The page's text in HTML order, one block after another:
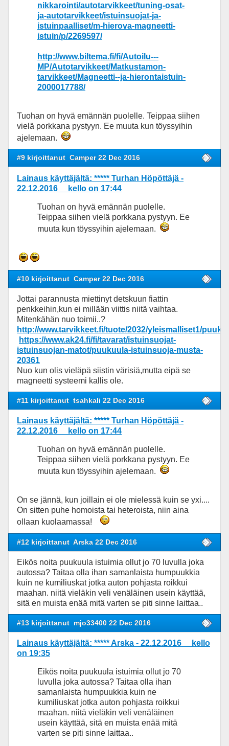
nikkarointi/autotarvikkeet/tuning-osat-
ja-autotarvikkeet/istuinsuojat-ja-
istuinpaalliset/m-hierova-magneetti-
istuin/p/2269597/
http://www.biltema.fi/fi/Autoilu---
MP/Autotarvikkeet/Matkustamon-
tarvikkeet/Magneetti--ja-hierontaistuin-
2000017788/
Tuohan on hyvä emännän puolelle. Teippaa siihen
vielä porkkana pystyyn. Ee muuta kun töyssyihin
ajelemaan.
#9 kirjoittanut Camper 22 Dec 2016
Lainaus käyttäjältä: ***** Turhan Höpöttäjä -
22.12.2016 kello on 17:44
Tuohan on hyvä emännän puolelle.
Teippaa siihen vielä porkkana pystyyn. Ee
muuta kun töyssyihin ajelemaan.
#10 kirjoittanut Camper 22 Dec 2016
Jottai parannusta miettinyt detskuun fiattin
penkkeihin,kun ei millään viittis niitä vaihtaa.
Mitenkähän nuo toimii..?
http://www.tarvikkeet.fi/tuote/2032/yleismalliset1/
https://www.ak24.fi/fi/tavarat/istuinsuojat-
istuinsuojan-matot/puukuula-istuinsuoja-musta-
20361
Nuo kun olis vieläpä siistin värisiä,mutta eipä se
magneetti systeemi kallis ole.
#11 kirjoittanut tsahkali 22 Dec 2016
Lainaus käyttäjältä: ***** Turhan Höpöttäjä -
22.12.2016 kello on 17:44
Tuohan on hyvä emännän puolelle.
Teippaa siihen vielä porkkana pystyyn. Ee
muuta kun töyssyihin ajelemaan.
On se jännä, kun joillain ei ole mielessä kuin se yxi....
On sitten puhe homoista tai heteroista, niin aina
ollaan kuolaamassa!
#12 kirjoittanut Arska 22 Dec 2016
Eikös noita puukuula istuimia ollut jo 70 luvulla joka
autossa? Taitaa olla ihan samanlaista humpuukkia
kuin ne kumiliuskat jotka auton pohjasta roikkui
maahan. niitä vieläkin veli venäläinen usein käyttää,
sitä en muista enää mitä varten se piti sinne laittaa..
#13 kirjoittanut mjo33400 22 Dec 2016
Lainaus käyttäjältä: ***** Arska - 22.12.2016 kello
on 19:35
Eikös noita puukuula istuimia ollut jo 70
luvulla joka autossa? Taitaa olla ihan
samanlaista humpuukkia kuin ne
kumiliuskat jotka auton pohjasta roikkui
maahan. niitä vieläkin veli venäläinen
usein käyttää, sitä en muista enää mitä
varten se piti sinne laittaa..